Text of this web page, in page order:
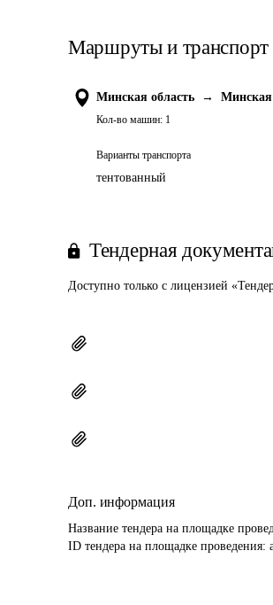
Маршруты и транспорт
Минская область → Минская
Кол-во машин: 1
Варианты транспорта
тентованный
Тендерная
Доступно только с лицензией
Доп. информация
Название тендера на площадке
ID тендера на площадке проведения: